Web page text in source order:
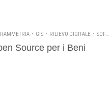
• GIS • RILIEVO DIGITALE • SOFTWARE OPEN SOURCE
Source per i Beni